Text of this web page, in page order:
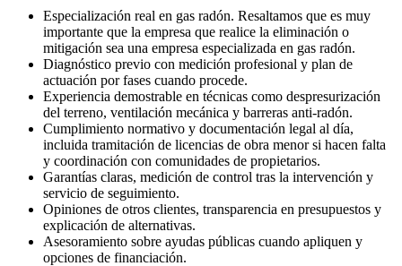
Especialización real en gas radón. Resaltamos que es muy
importante que la empresa que realice la eliminación o
mitigación sea una empresa especializada en gas radón.
Diagnóstico previo con medición profesional y plan de
actuación por fases cuando procede.
Experiencia demostrable en técnicas como despresurización
del terreno, ventilación mecánica y barreras anti-radón.
Cumplimiento normativo y documentación legal al día,
incluida tramitación de licencias de obra menor si hacen falta
y coordinación con comunidades de propietarios.
Garantías claras, medición de control tras la intervención y
servicio de seguimiento.
Opiniones de otros clientes, transparencia en presupuestos y
explicación de alternativas.
Asesoramiento sobre ayudas públicas cuando apliquen y
opciones de financiación.